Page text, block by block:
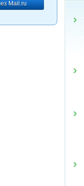
Mail.ru
Mail.ru